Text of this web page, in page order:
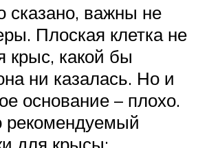
сказано, важны не
Плоская клетка не
крыс, какой бы
ни казалась. Но и
основание – плохо.
для крысы: